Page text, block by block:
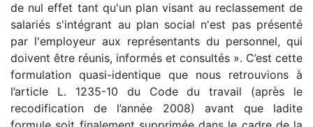
de nul effet tant qu'un plan visant au reclassement de
salariés s'intégrant au plan social n'est pas présenté
par l'employeur aux représentants du personnel, qui
doivent être réunis, informés et consultés ». C’est cette
formulation quasi-identique que nous retrouvions à
l’article L. 1235-10 du Code du travail (après le
recodification de l’année 2008) avant que ladite